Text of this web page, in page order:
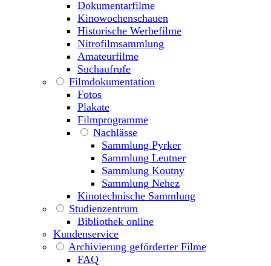
Dokumentarfilme
Kinowochenschauen
Historische Werbefilme
Nitrofilmsammlung
Amateurfilme
Suchaufrufe
Filmdokumentation
Fotos
Plakate
Filmprogramme
Nachlässe
Sammlung Pyrker
Sammlung Leutner
Sammlung Koutny
Sammlung Nehez
Kinotechnische Sammlung
Studienzentrum
Bibliothek online
Kundenservice
Archivierung geförderter Filme
FAQ